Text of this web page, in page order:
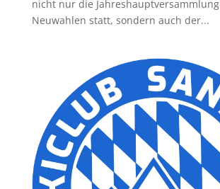
nicht nur die
Neuwahlen statt, sondern auch der...